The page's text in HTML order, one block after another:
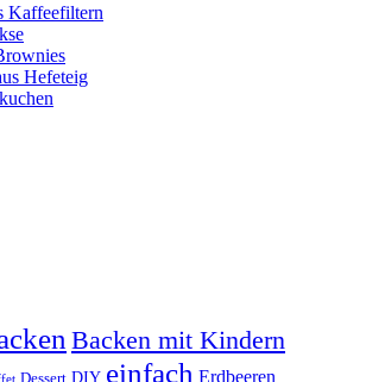
Kaffeefiltern
Hefeteig
Backen mit Kindern
Dessert DIY einfach Erdbeeren